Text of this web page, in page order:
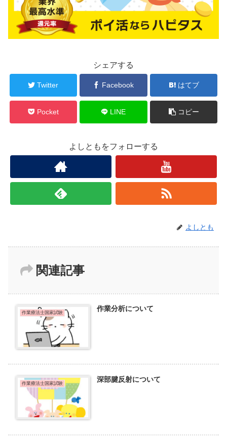
シェアする
Twitter Facebook はてブ
Pocket LINE コピー
よしともをフォローする
よしとも
関連記事
作業療法士国家試験 作業分析について
作業療法士国家試験 深部腱反射について